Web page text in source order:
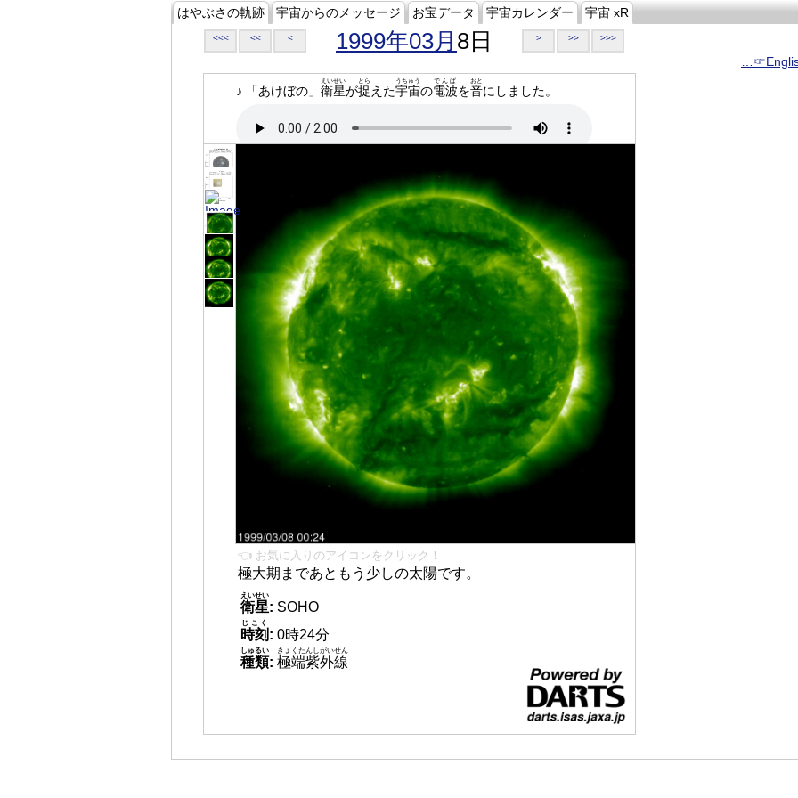
はやぶさの軌跡 宇宙からのメッセージ お宝データ 宇宙カレンダー 宇宙 xR
<<< << < 1999年03月 8日 > >> >>>
♪ 「あけぼの」 衛星
えいせい
が捉
とら
えた宇宙
うちゅう
の電波
でんぱ
を音
おと
にしました。
👈 お気に入りのアイコンをクリック！
極大期まであともう少しの太陽です。
衛星
えいせい
: SOHO
時刻
じこく
: 0時24分
種類
しゅるい
: 極端紫外線
きょくたんしがいせん